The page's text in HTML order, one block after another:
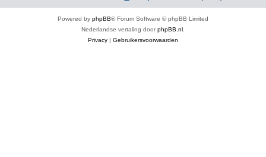
Powered by phpBB® Forum Software © phpBB Limited
Nederlandse vertaling doorphpBB.nl
Privacy | Gebruikersvoorwaarden